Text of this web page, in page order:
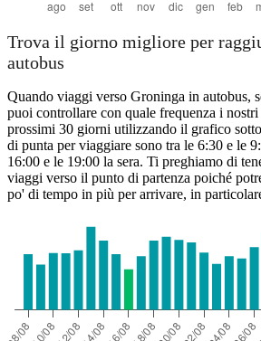
Trova il giorno migliore per
autobus
Quando viaggi verso Groninga in autobus,
puoi controllare con quale frequenza i
prossimi 30 giorni utilizzando il grafico
di punta per viaggiare sono tra le 6:30 e le
16:00 e le 19:00 la sera. Ti preghiamo di
viaggi verso il punto di partenza poiché
po' di tempo in più per arrivare, in